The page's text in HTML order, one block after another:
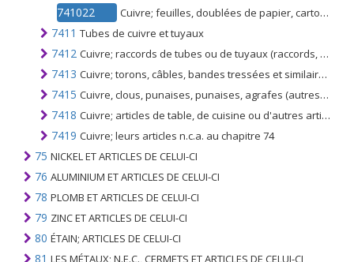
741022 Cuivre; feuilles, doublées de papier, carton, matières plastiques ou supports similaires, d'une épaisseur (à l'exclusion de tout support) inférieure ou égale à 0,15 mm, en alliages de cuivre
7411 Tubes de cuivre et tuyaux
7412 Cuivre; raccords de tubes ou de tuyaux (raccords, coudes, manchons, par exemple)
7413 Cuivre; torons, câbles, bandes tressées et similaires, non isolés électriquement
7415 Cuivre, clous, punaises, punaises, agrafes (autres que ceux du n ° 8305) et similaires, en cuivre ou en fer ou en acier avec têtes de cuivre; vis boulons, écrous, vis crochets, rivets, goupilles, rondelles
7418 Cuivre; articles de table, de cuisine ou d'autres articles ménagers et leurs parties; éponges, récureurs, tampons à polir, gants et articles similaires; appareils sanitaires et leurs parties
7419 Cuivre; leurs articles n.c.a. au chapitre 74
75 NICKEL ET ARTICLES DE CELUI-CI
76 ALUMINIUM ET ARTICLES DE CELUI-CI
78 PLOMB ET ARTICLES DE CELUI-CI
79 ZINC ET ARTICLES DE CELUI-CI
80 ÉTAIN; ARTICLES DE CELUI-CI
81 LES MÉTAUX; N.E.C., CERMETS ET ARTICLES DE CELUI-CI